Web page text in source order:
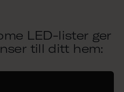
LED-lister ger
till ditt hem: